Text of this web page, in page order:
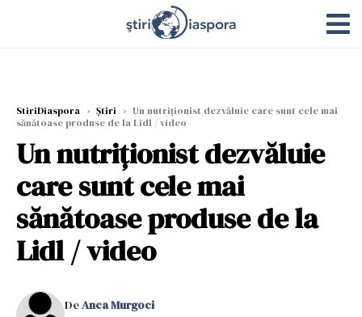
StiriDiaspora › Știri › Un nutriționist dezvăluie care sunt cele mai
sănătoase produse de la Lidl / video
Un nutriționist dezvăluie
care sunt cele mai
sănătoase produse de la
Lidl / video
DeAnca Murgoci